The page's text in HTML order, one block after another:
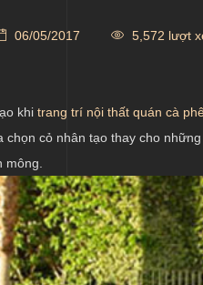
06/05/2017
5,572 lượt
khi trang trí nội thất quán cà
cỏ nhân tạo thay cho
mông.